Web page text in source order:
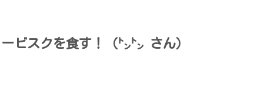
ビスクを食す！（㌧㌧ さん）